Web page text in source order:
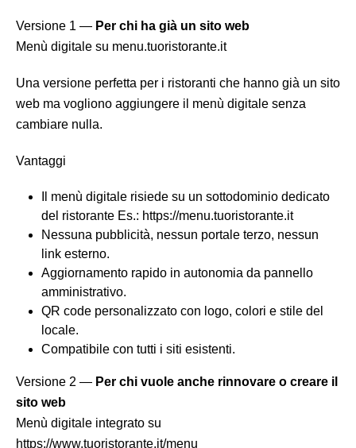
Versione 1 — Per chi ha già un sito web
Menù digitale su menu.tuoristorante.it
Una versione perfetta per i ristoranti che hanno già un sito
web ma vogliono aggiungere il menù digitale senza
cambiare nulla.
Vantaggi
Il menù digitale risiede su un sottodominio dedicato
del ristorante Es.: https://menu.tuoristorante.it
Nessuna pubblicità, nessun portale terzo, nessun
link esterno.
Aggiornamento rapido in autonomia da pannello
amministrativo.
QR code personalizzato con logo, colori e stile del
locale.
Compatibile con tutti i siti esistenti.
Versione 2 — Per chi vuole anche rinnovare o creare il
sito web
Menù digitale integrato su
https://www.tuoristorante.it/menu